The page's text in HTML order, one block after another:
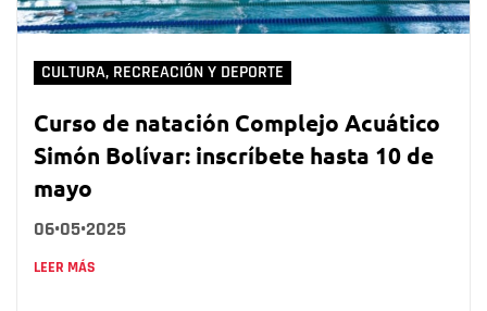
CULTURA, RECREACIÓN Y DEPORTE
Curso de natación Complejo Acuático
Simón Bolívar: inscríbete hasta 10 de
mayo
06•05•2025
LEER MÁS